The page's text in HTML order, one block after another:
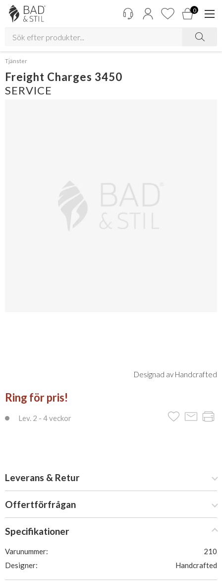
0
Tjänster
Freight Charges 3450
SERVICE
Designad av Handcrafted
Ring för pris!
Lev. 2 - 4 veckor
Leverans & Retur
Offertförfrågan
Specifikationer
Varunummer:
210
Designer:
Handcrafted